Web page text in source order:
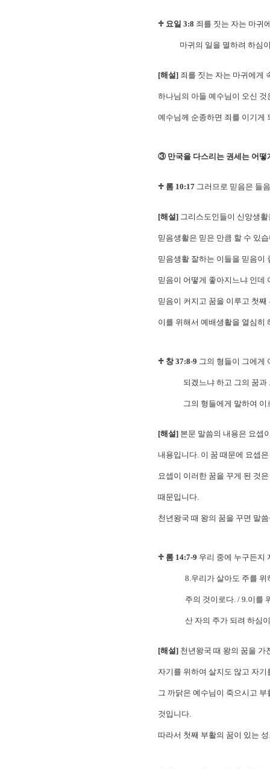
♱ 요일 3:8 죄를 짓는 자는 마귀
마귀의 일을 멸하려 하심
[해설] 죄를 짓는 자는 마귀에게
하나님의 아들 예수님이 오신
예수님께 순종하면 죄를 이기게
③ 만국을 다스리는 권세는 어떻
♱ 롬 10:17 그러므로 믿음은 들
[해설] 그리스도인들이 신앙생
믿음생활은 믿은 만큼 할 수 있
믿음생활 잘하는 이들을 믿음이
믿음이 어떻게 좋아지느냐 인데
믿음이 커지고 꿈을 이루고 첫
이를 위해서 예배생활을 열심히
♱ 창 37:8-9 그의 형들이 그에게
되겠느냐 하고 그의 꿈과 그
그의 형들에게 말하여 이르
[해설] 본문 말씀의 내용은 요셉
내용입니다. 이 꿈 때문에 요셉
요셉이 이러한 꿈을 꾸게 된 것
때문입니다.
천년왕국 때 왕의 꿈을 꾸면 말
♱ 롬 14:7-9 우리 중에 누구든지
8.우리가 살아도 주를 위하
주의 것이로다. / 9.이를 위하
산 자의 주가 되려 하심이
[해설] 천년왕국 때 왕의 꿈을 가
자기를 위하여 살지도 않고 자
그 까닭은 예수님이 죽으시고
것입니다.
따라서 첫째 부활의 꿈이 있는